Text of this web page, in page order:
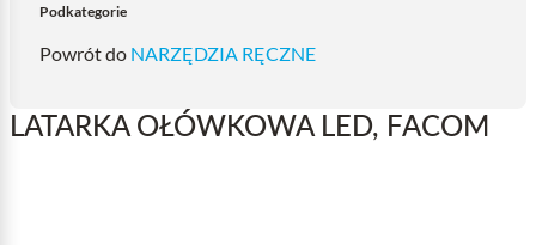
Podkategorie
Powrót do NARZĘDZIA RĘCZNE
LATARKA OŁÓWKOWA LED, FACOM